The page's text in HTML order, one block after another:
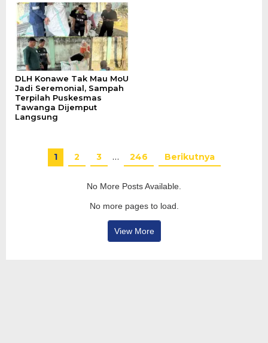
DLH Konawe Tak Mau MoU
Jadi Seremonial, Sampah
Terpilah Puskesmas
Tawanga Dijemput
Langsung
1 2 3 … 246 Berikutnya
No More Posts Available.
No more pages to load.
View More